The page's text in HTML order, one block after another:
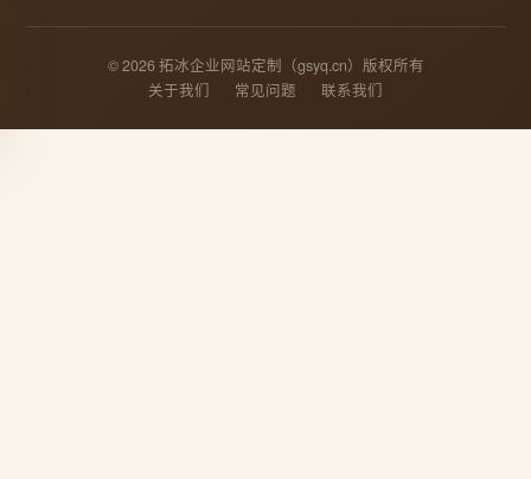
© 2026 拓冰企业网站定制（gsyq.cn）版权所有
关于我们
常见问题 联系我们